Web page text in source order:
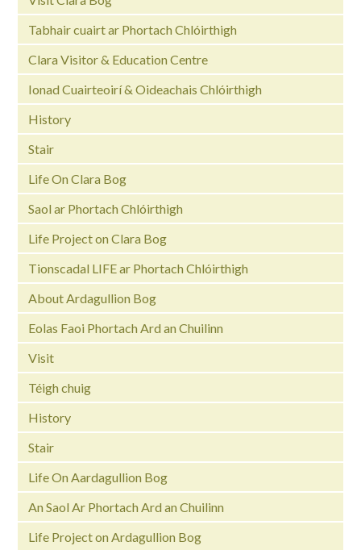
Tabhair cuairt ar Phortach Chlóirthigh
Clara Visitor & Education Centre
Ionad Cuairteoirí & Oideachais Chlóirthigh
History
Stair
Life On Clara Bog
Saol ar Phortach Chlóirthigh
Life Project on Clara Bog
Tionscadal LIFE ar Phortach Chlóirthigh
About Ardagullion Bog
Eolas Faoi Phortach Ard an Chuilinn
Visit
Téigh chuig
History
Stair
Life On Aardagullion Bog
An Saol Ar Phortach Ard an Chuilinn
Life Project on Ardagullion Bog